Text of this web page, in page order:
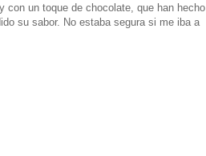
un toque de chocolate, que han hecho
su sabor. No estaba segura si me iba a